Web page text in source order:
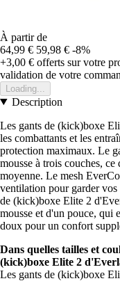
À partir de
64,99 € 59,98 € -8%
+3,00 € offerts sur votre
validation de votre
Loading...
Description
Les gants de (kick)boxe
les combattants et les
protection maximaux. Le
mousse à trois couches,
moyenne. Le mesh
ventilation pour garder vos
de (kick)boxe Elite 2
mousse et d'un pouce, qui
doux pour un confort
Dans quelles tailles et
(kick)boxe Elite 2
Les gants de (kick)boxe